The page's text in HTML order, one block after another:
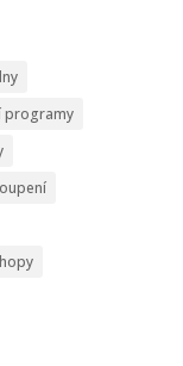
programy